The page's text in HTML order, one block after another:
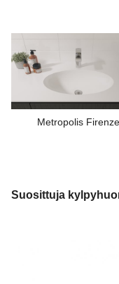
Metropolis Firenze
Suosittuja